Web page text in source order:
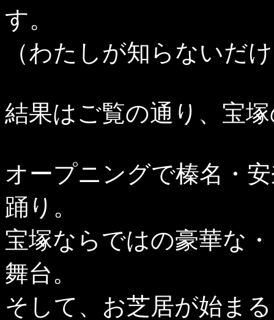
す。
（わたしが知らないだ
結果はご覧の通り、宝
オープニングで榛名・
踊り。
宝塚ならではの豪華な
舞台。
そして、お芝居が始ま